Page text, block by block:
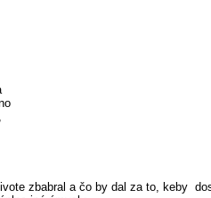
zbabral a čo by dal za to, keby